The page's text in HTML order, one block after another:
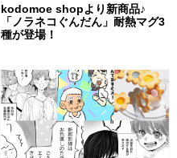
kodomoe shopより新商品♪
「ノラネコぐんだん」耐熱マグ3
種が登場！